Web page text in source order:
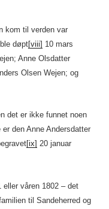
kom til verden var
døpt[viii] 10 mars
Anne Olsdatter
Olsen Wejen; og
det er ikke funnet noen
den Anne Andersdatter
[ix] 20 januar
eller våren 1802 – det
til Sandeherred og